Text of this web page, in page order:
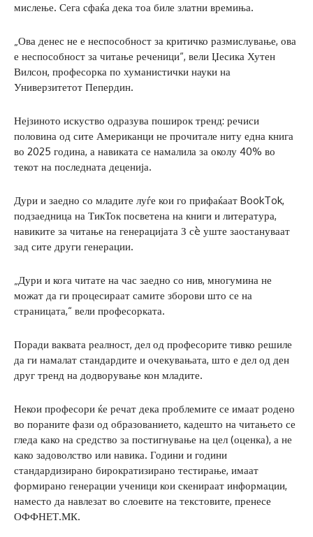
мислење. Сега сфаќа дека тоа биле златни времиња.
„Ова денес не е неспособност за критичко размислување, ова
е неспособност за читање реченици“, вели Џесика Хутен
Вилсон, професорка по хуманистички науки на
Универзитетот Пепердин.
Нејзиното искуство одразува поширок тренд: речиси
половина од сите Американци не прочитале ниту една книга
во 2025 година, а навиката се намалила за околу 40% во
текот на последната деценија.
Дури и заедно со младите луѓе кои го прифаќаат BookTok,
подзаедница на ТикТок посветена на книги и литература,
навиките за читање на генерацијата З сè уште заостануваат
зад сите други генерации.
„Дури и кога читате на час заедно со нив, многумина не
можат да ги процесираат самите зборови што се на
страницата,“ вели професорката.
Поради ваквата реалност, дел од професорите тивко решиле
да ги намалат стандардите и очекувањата, што е дел од ден
друг тренд на додворување кон младите.
Некои професори ќе речат дека проблемите се имаат родено
во пораните фази од образованието, кадешто на читањето се
гледа како на средство за постигнување на цел (оценка), а не
како задоволство или навика. Години и години
стандардизирано бирократизирано тестирање, имаат
формирано генерации ученици кои скенираат информации,
наместо да навлезат во слоевите на текстовите, пренесе
ОФФНЕТ.МК.